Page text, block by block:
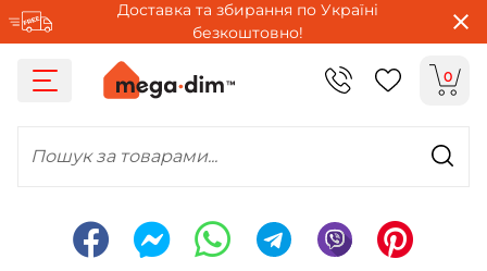
Доставка та збирання по Україні
безкоштовно!
0
Пошук за товарами...